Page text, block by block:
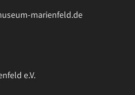
marienfeld.de
e.V.